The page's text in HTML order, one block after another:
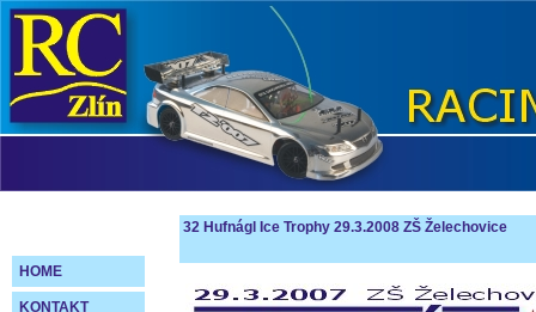
HOME
KONTAKT
32 Hufnágl Ice Trophy 29.3.2008 ZŠ Želechovice